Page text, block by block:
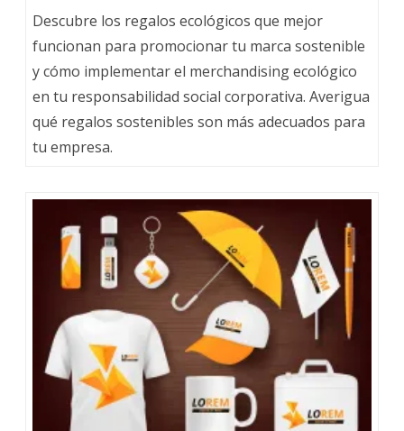
Descubre los regalos ecológicos que mejor
funcionan para promocionar tu marca sostenible
y cómo implementar el merchandising ecológico
en tu responsabilidad social corporativa. Averigua
qué regalos sostenibles son más adecuados para
tu empresa.